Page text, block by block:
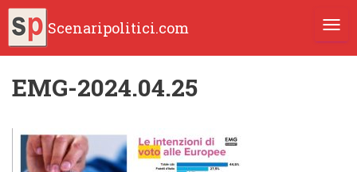
Scenaripolitici.com
EMG-2024.04.25